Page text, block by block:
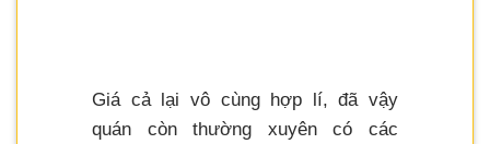
Giá cả lại vô cùng hợp lí, đã vậy
quán còn thường xuyên có các